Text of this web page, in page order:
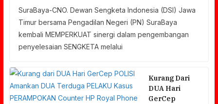
SuraBaya-CNO. Dewan Sengketa Indonesia (DSI) Jawa
Timur bersama Pengadilan Negeri (PN) SuraBaya
kembali MEMPERKUAT sinergi dalam pengembangan
penyelesaian SENGKETA melalui
Kurang Dari
DUA Hari
GerCep